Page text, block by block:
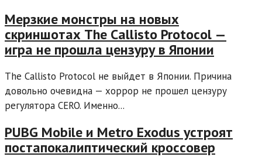
Мерзкие монстры на новых
скриншотах The Callisto Protocol —
игра не прошла цензуру в Японии
The Callisto Protocol не выйдет в Японии. Причина
довольно очевидна — хоррор не прошел цензуру
регулятора CERO. Именно...
PUBG Mobile и Metro Exodus устроят
постапокалиптический кроссовер